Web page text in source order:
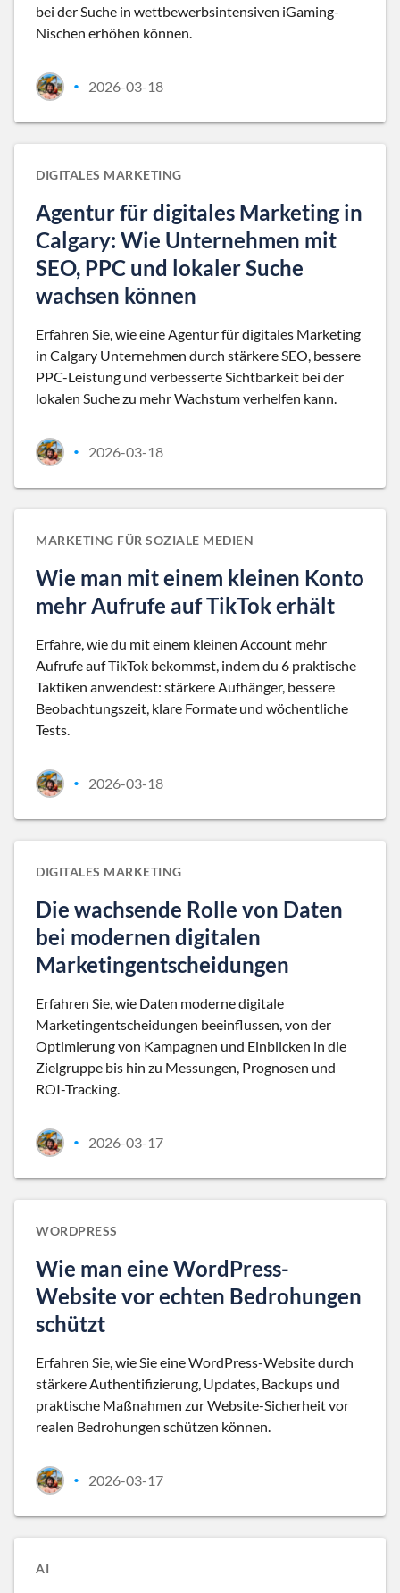
bei der Suche in wettbewerbsintensiven iGaming-
Nischen erhöhen können.
• 2026-03-18
DIGITALES MARKETING
Agentur für digitales Marketing in
Calgary: Wie Unternehmen mit
SEO, PPC und lokaler Suche
wachsen können
Erfahren Sie, wie eine Agentur für digitales Marketing
in Calgary Unternehmen durch stärkere SEO, bessere
PPC-Leistung und verbesserte Sichtbarkeit bei der
lokalen Suche zu mehr Wachstum verhelfen kann.
• 2026-03-18
MARKETING FÜR SOZIALE MEDIEN
Wie man mit einem kleinen Konto
mehr Aufrufe auf TikTok erhält
Erfahre, wie du mit einem kleinen Account mehr
Aufrufe auf TikTok bekommst, indem du 6 praktische
Taktiken anwendest: stärkere Aufhänger, bessere
Beobachtungszeit, klare Formate und wöchentliche
Tests.
• 2026-03-18
DIGITALES MARKETING
Die wachsende Rolle von Daten
bei modernen digitalen
Marketingentscheidungen
Erfahren Sie, wie Daten moderne digitale
Marketingentscheidungen beeinflussen, von der
Optimierung von Kampagnen und Einblicken in die
Zielgruppe bis hin zu Messungen, Prognosen und
ROI-Tracking.
• 2026-03-17
WORDPRESS
Wie man eine WordPress-
Website vor echten Bedrohungen
schützt
Erfahren Sie, wie Sie eine WordPress-Website durch
stärkere Authentifizierung, Updates, Backups und
praktische Maßnahmen zur Website-Sicherheit vor
realen Bedrohungen schützen können.
• 2026-03-17
AI